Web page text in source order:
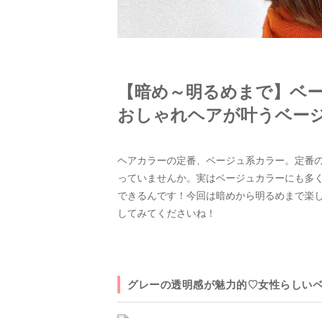
【暗め～明るめまで】
おしゃれヘアが叶うベー
ヘアカラーの定番、ベージュ系カラー。定番
っていませんか。実はベージュカラーにも多
できるんです！今回は暗めから明るめまで楽
してみてくださいね！
グレーの透明感が魅力的♡女性らしい